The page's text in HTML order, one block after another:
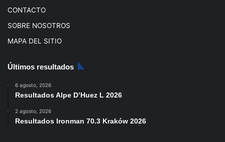
CONTACTO
SOBRE NOSOTROS
MAPA DEL SITIO
Últimos resultados
6 agosto, 2026
Resultados Alpe D’Huez L 2026
2 agosto, 2026
Resultados Ironman 70.3 Kraków 2026